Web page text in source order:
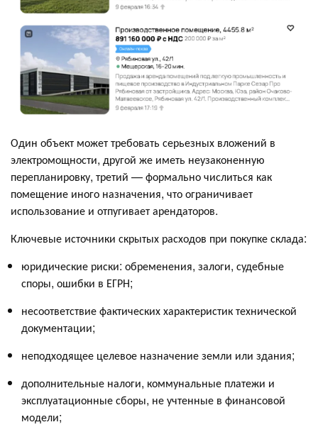
Один объект может требовать серьезных вложений в
электромощности, другой же иметь неузаконенную
перепланировку, третий — формально числиться как
помещение иного назначения, что ограничивает
использование и отпугивает арендаторов.
Ключевые источники скрытых расходов при покупке склада:
юридические риски: обременения, залоги, судебные
споры, ошибки в ЕГРН;
несоответствие фактических характеристик технической
документации;
неподходящее целевое назначение земли или здания;
дополнительные налоги, коммунальные платежи и
эксплуатационные сборы, не учтенные в финансовой
модели;